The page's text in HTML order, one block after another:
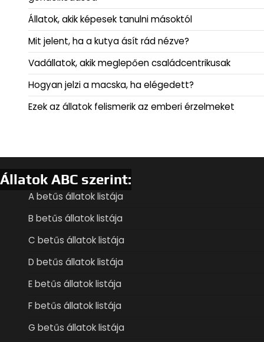
Állatok, akik képesek tanulni másoktól
Mit jelent, ha a kutya ásít rád nézve?
Vadállatok, akik meglepően családcentrikusak
Hogyan jelzi a macska, ha elégedett?
Ezek az állatok felismerik az emberi érzelmeket
Állatok ABC szerint:
A betűs állatok listája
B betűs állatok listája
C betűs állatok listája
D betűs állatok listája
E betűs állatok listája
F betűs állatok listája
G betűs állatok listája